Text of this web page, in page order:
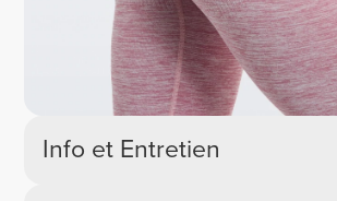
Info et Entretien